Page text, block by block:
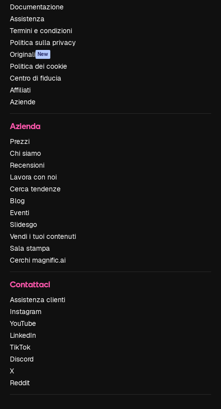
Documentazione
Assistenza
Termini e condizioni
Politica sulla privacy
Originali New
Politica dei cookie
Centro di fiducia
Affiliati
Aziende
Azienda
Prezzi
Chi siamo
Recensioni
Lavora con noi
Cerca tendenze
Blog
Eventi
Slidesgo
Vendi i tuoi contenuti
Sala stampa
Cerchi magnific.ai
Contattaci
Assistenza clienti
Instagram
YouTube
LinkedIn
TikTok
Discord
X
Reddit